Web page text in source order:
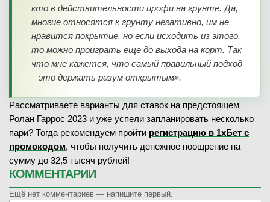
кто в действительности профи на грунте. Да,
многие относятся к грунту негативно, им не
нравится покрытие, но если исходить из этого,
то можно проиграть еще до выхода на корт. Так
что мне кажется, что самый правильный подход
– это держать разум открытым».
Рассматриваете варианты для ставок на предстоящем
Ролан Гаррос 2023 и уже успели запланировать несколько
пари? Тогда рекомендуем пройти регистрацию в 1хБет с
промокодом, чтобы получить денежное поощрение на
сумму до 32,5 тысяч рублей!
КОММЕНТАРИИ
Ещё нет комментариев — напишите первый.